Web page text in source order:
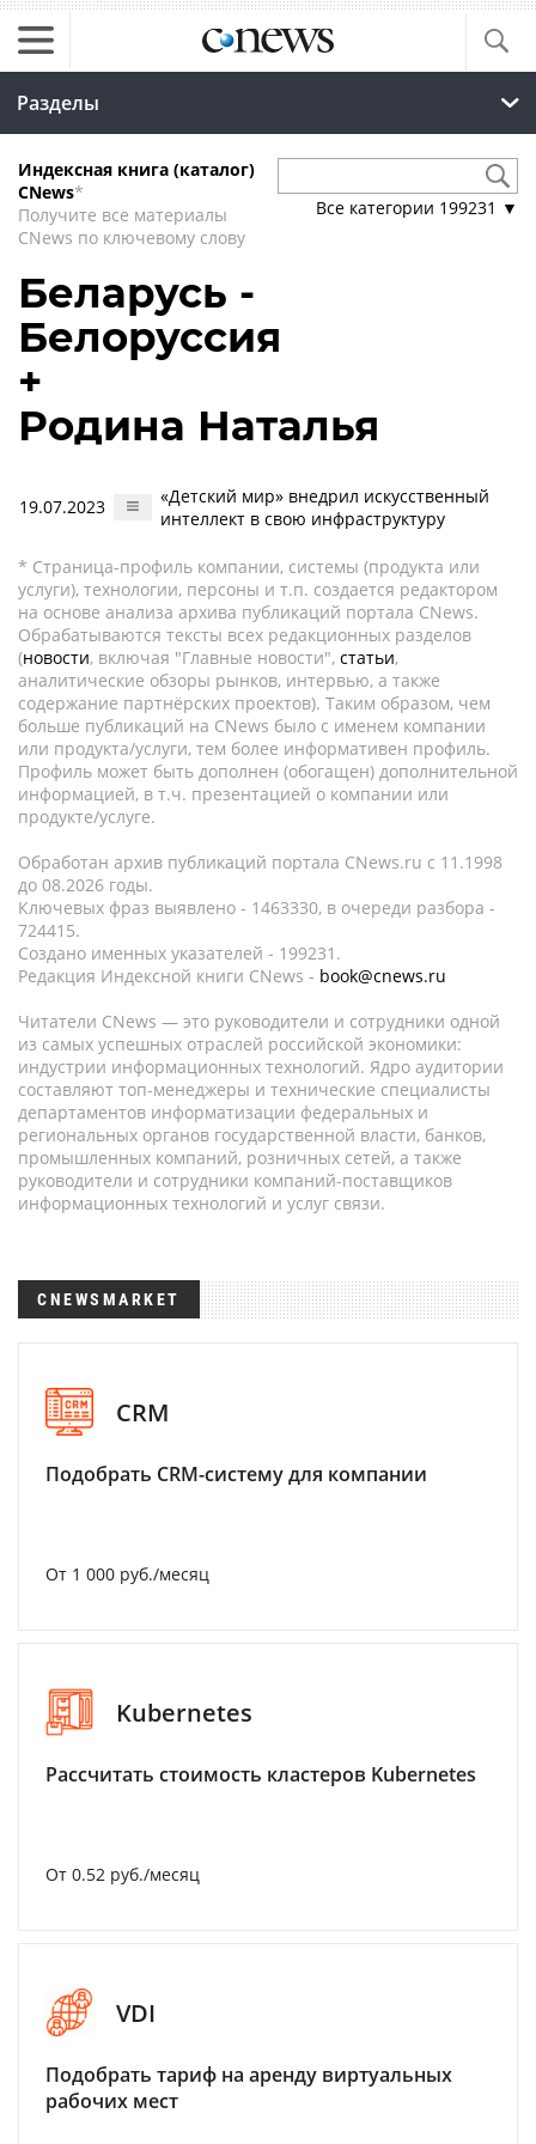
Разделы
Индексная книга (каталог)
CNews*
Получите все материалы
CNews по ключевому слову
Все категории 199231 ▼
Беларусь -
Белоруссия
+
Родина Наталья
19.07.2023
«Детский мир» внедрил искусственный
интеллект в свою инфраструктуру
* Страница-профиль компании, системы (продукта или
услуги), технологии, персоны и т.п. создается редактором
на основе анализа архива публикаций портала CNews.
Обрабатываются тексты всех редакционных разделов
(новости, включая "Главные новости", статьи,
аналитические обзоры рынков, интервью, а также
содержание партнёрских проектов). Таким образом, чем
больше публикаций на CNews было с именем компании
или продукта/услуги, тем более информативен профиль.
Профиль может быть дополнен (обогащен) дополнительной
информацией, в т.ч. презентацией о компании или
продукте/услуге.
Обработан архив публикаций портала CNews.ru c 11.1998
до 08.2026 годы.
Ключевых фраз выявлено - 1463330, в очереди разбора -
724415.
Создано именных указателей - 199231.
Редакция Индексной книги CNews - book@cnews.ru
Читатели CNews — это руководители и сотрудники одной
из самых успешных отраслей российской экономики:
индустрии информационных технологий. Ядро аудитории
составляют топ-менеджеры и технические специалисты
департаментов информатизации федеральных и
региональных органов государственной власти, банков,
промышленных компаний, розничных сетей, а также
руководители и сотрудники компаний-поставщиков
информационных технологий и услуг связи.
CNEWSMARKET
CRM
Подобрать CRM-систему для компании
От 1 000 руб./месяц
Kubernetes
Рассчитать стоимость кластеров Kubernetes
От 0.52 руб./месяц
VDI
Подобрать тариф на аренду виртуальных
рабочих мест